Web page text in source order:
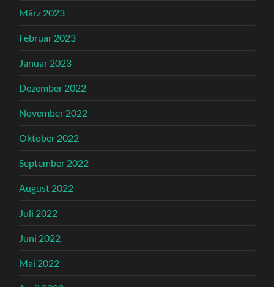
März 2023
Februar 2023
Januar 2023
Dezember 2022
November 2022
Oktober 2022
September 2022
August 2022
Juli 2022
Juni 2022
Mai 2022